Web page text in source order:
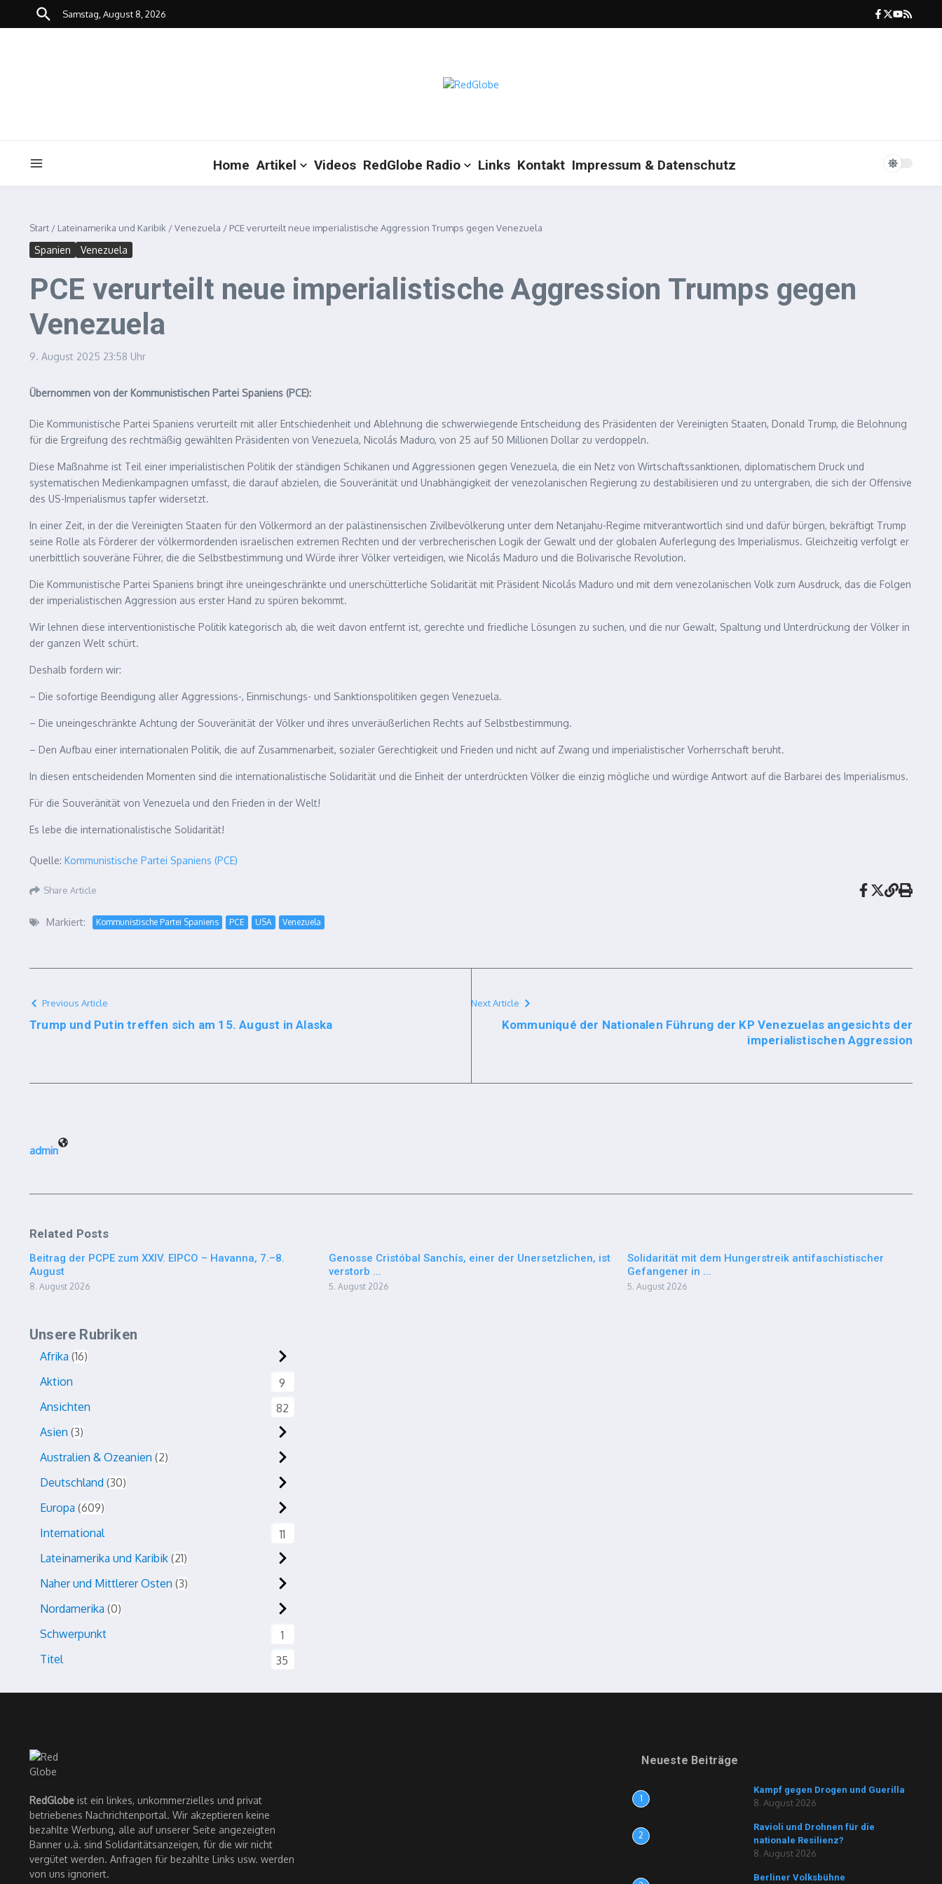
Zum Inhalt springen
Samstag, August 8, 2026
Home Artikel Videos RedGlobe Radio Links Kontakt Impressum & Datenschutz
Start / Lateinamerika und Karibik /Venezuela / PCE verurteilt neue imperialistische Aggression Trumps gegen Venezuela
Spanien Venezuela
PCE verurteilt neue imperialistische Aggression Trumps gegen
Venezuela
9. August 2025 23:58 Uhr
Übernommen von der Kommunistischen Partei Spaniens (PCE):
Die Kommunistische Partei Spaniens verurteilt mit aller Entschiedenheit und Ablehnung die schwerwiegende Entscheidung des Präsidenten der Vereinigten Staaten, Donald Trump, die Belohnung
für die Ergreifung des rechtmäßig gewählten Präsidenten von Venezuela, Nicolás Maduro, von 25 auf 50 Millionen Dollar zu verdoppeln.
Diese Maßnahme ist Teil einer imperialistischen Politik der ständigen Schikanen und Aggressionen gegen Venezuela, die ein Netz von Wirtschaftssanktionen, diplomatischem Druck und
systematischen Medienkampagnen umfasst, die darauf abzielen, die Souveränität und Unabhängigkeit der venezolanischen Regierung zu destabilisieren und zu untergraben, die sich der Offensive
des US-Imperialismus tapfer widersetzt.
In einer Zeit, in der die Vereinigten Staaten für den Völkermord an der palästinensischen Zivilbevölkerung unter dem Netanjahu-Regime mitverantwortlich sind und dafür bürgen, bekräftigt Trump
seine Rolle als Förderer der völkermordenden israelischen extremen Rechten und der verbrecherischen Logik der Gewalt und der globalen Auferlegung des Imperialismus. Gleichzeitig verfolgt er
unerbittlich souveräne Führer, die die Selbstbestimmung und Würde ihrer Völker verteidigen, wie Nicolás Maduro und die Bolivarische Revolution.
Die Kommunistische Partei Spaniens bringt ihre uneingeschränkte und unerschütterliche Solidarität mit Präsident Nicolás Maduro und mit dem venezolanischen Volk zum Ausdruck, das die Folgen
der imperialistischen Aggression aus erster Hand zu spüren bekommt.
Wir lehnen diese interventionistische Politik kategorisch ab, die weit davon entfernt ist, gerechte und friedliche Lösungen zu suchen, und die nur Gewalt, Spaltung und Unterdrückung der Völker in
der ganzen Welt schürt.
Deshalb fordern wir:
– Die sofortige Beendigung aller Aggressions-, Einmischungs- und Sanktionspolitiken gegen Venezuela.
– Die uneingeschränkte Achtung der Souveränität der Völker und ihres unveräußerlichen Rechts auf Selbstbestimmung.
– Den Aufbau einer internationalen Politik, die auf Zusammenarbeit, sozialer Gerechtigkeit und Frieden und nicht auf Zwang und imperialistischer Vorherrschaft beruht.
In diesen entscheidenden Momenten sind die internationalistische Solidarität und die Einheit der unterdrückten Völker die einzig mögliche und würdige Antwort auf die Barbarei des Imperialismus.
Für die Souveränität von Venezuela und den Frieden in der Welt!
Es lebe die internationalistische Solidarität!
Quelle: Kommunistische Partei Spaniens (PCE)
Share Article
Markiert: Kommunistische Partei Spaniens PCE USA Venezuela
Previous Article
Trump und Putin treffen sich am 15. August in Alaska
Next Article
Kommuniqué der Nationalen Führung der KP Venezuelas angesichts der
imperialistischen Aggression
admin
Related Posts
Beitrag der PCPE zum XXIV. EIPCO – Havanna, 7.–8.
August
8. August 2026
Genosse Cristóbal Sanchís, einer der Unersetzlichen, ist
verstorb ...
5. August 2026
Solidarität mit dem Hungerstreik antifaschistischer
Gefangener in ...
5. August 2026
Unsere Rubriken
Afrika 16
Aktion
9
Ansichten
82
Asien 3
Australien & Ozeanien 2
Deutschland 30
Europa 609
International
11
Lateinamerika und Karibik 21
Naher und Mittlerer Osten 3
Nordamerika 0
Schwerpunkt
1
Titel
35
RedGlobe ist ein linkes, unkommerzielles und privat
betriebenes Nachrichtenportal. Wir akzeptieren keine
bezahlte Werbung, alle auf unserer Seite angezeigten
Banner u.ä. sind Solidaritätsanzeigen, für die wir nicht
vergütet werden. Anfragen für bezahlte Links usw. werden
von uns ignoriert.
Neueste Beiträge
1
Kampf gegen Drogen und Guerilla
8. August 2026
2
Ravioli und Drohnen für die
nationale Resilienz?
8. August 2026
Berliner Volksbühne